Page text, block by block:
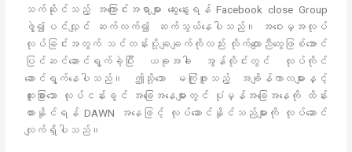
သက်ဆိုင်သည့် အကြောင်းအရာများ ဆွေးနွေးရန် Facebook close Group
ဖွဲ့၍ပင်လျှင် ဆက်လက်၍ ဆက်သွယ်နေပါသည်။ အဝေးမှအလုပ်
လုပ်ခြင်းအတွက် သင်တန်းပို့ချချက်ကိုလည်း လိုက်လျောညီထွေဖြစ်အောင်
ပြင်ဆင်ဆောင်ရွက်ခဲ့ပြီး ယခုအခါ အွန်လိုင်းတွင် လုပ်ကိုင်
ဆောင်ရွက်နေပါသည်။ ဤသို့သော မကြုံဖူးသည့် အချိန်ကာလများနှင့်
ထူးခြားသော လုပ်ငန်းခွင် အခြေအနေများတွင် ပုံမှန်အခြေအနေကို ထိန်း
ထားနိုင်ရန် DAWN အနေဖြင့် လုပ်ဆောင်နိုင်သည်များကို လုပ်ဆောင်
လျက်ရှိပါသည်။